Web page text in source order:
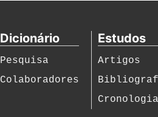
Dicionário
Pesquisa
Colaboradores
Estudos
Artigos